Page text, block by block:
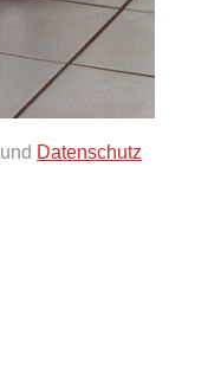
und Datenschutz